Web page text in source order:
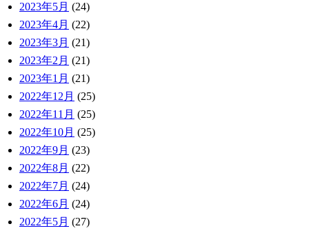
2023年5月 (24)
2023年4月 (22)
2023年3月 (21)
2023年2月 (21)
2023年1月 (21)
2022年12月 (25)
2022年11月 (25)
2022年10月 (25)
2022年9月 (23)
2022年8月 (22)
2022年7月 (24)
2022年6月 (24)
2022年5月 (27)